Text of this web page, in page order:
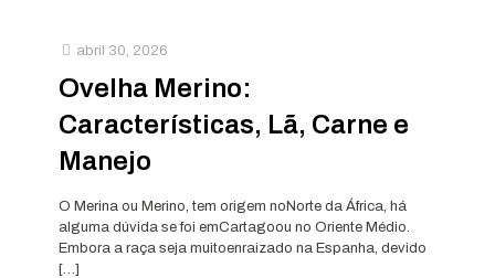
abril 30, 2026
Ovelha Merino:
Características, Lã, Carne e
Manejo
O Merina ou Merino, tem origem noNorte da África, há
alguma dúvida se foi emCartagoou no Oriente Médio.
Embora a raça seja muitoenraizado na Espanha, devido
[…]